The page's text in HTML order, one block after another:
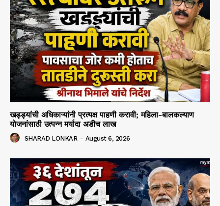
खड्ड्यांची अधिकाऱ्यांनी प्रत्यक्ष पाहणी करावी; महिला-बालकल्याण
योजनांसाठी उत्पन्न मर्यादा अडीच लाख
SHARAD LONKAR - August 6, 2026